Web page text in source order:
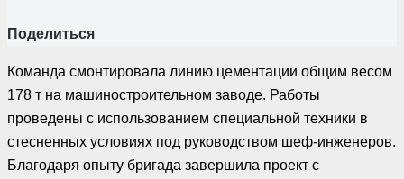
Поделиться
Команда смонтировала линию цементации общим весом
178 т на машиностроительном заводе. Работы
проведены с использованием специальной техники в
стесненных условиях под руководством шеф-инженеров.
Благодаря опыту бригада завершила проект с